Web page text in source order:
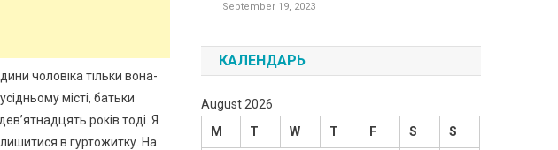
чоловіка тільки вона-
місті, батьки
років тоді. Я
в гуртожитку. На
September 19, 2023
КАЛЕНДАРЬ
August 2026
M
T W T F S S